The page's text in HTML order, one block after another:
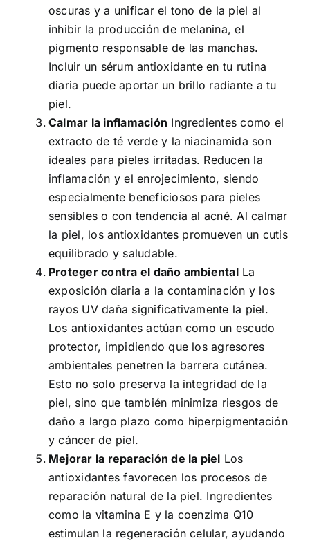
oscuras y a unificar el tono de la piel al
inhibir la producción de melanina, el
pigmento responsable de las manchas.
Incluir un sérum antioxidante en tu rutina
diaria puede aportar un brillo radiante a tu
piel.
Calmar la inflamación Ingredientes como el
extracto de té verde y la niacinamida son
ideales para pieles irritadas. Reducen la
inflamación y el enrojecimiento, siendo
especialmente beneficiosos para pieles
sensibles o con tendencia al acné. Al calmar
la piel, los antioxidantes promueven un cutis
equilibrado y saludable.
Proteger contra el daño ambientalLa
exposición diaria a la contaminación y los
rayos UV daña significativamente la piel.
Los antioxidantes actúan como un escudo
protector, impidiendo que los agresores
ambientales penetren la barrera cutánea.
Esto no solo preserva la integridad de la
piel, sino que también minimiza riesgos de
daño a largo plazo como hiperpigmentación
y cáncer de piel.
Mejorar la reparación de la piel Los
antioxidantes favorecen los procesos de
reparación natural de la piel. Ingredientes
como la vitamina E y la coenzima Q10
estimulan la regeneración celular, ayudando